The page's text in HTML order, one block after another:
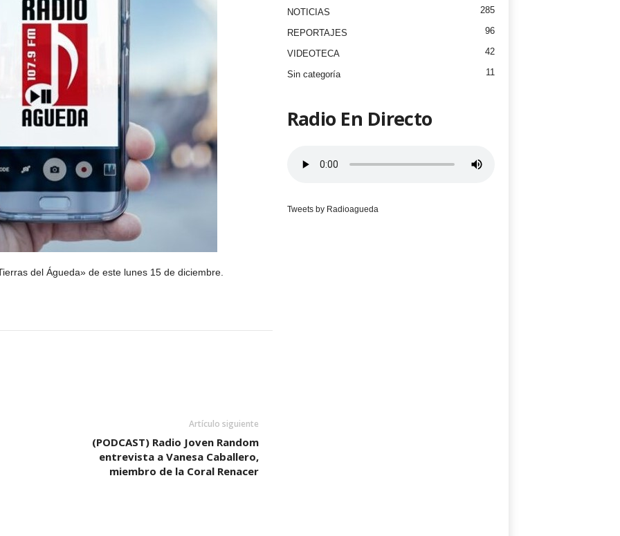
del Águeda» de este lunes 15 de diciembre.
Artículo siguiente
(PODCAST) Radio Joven Random
entrevista a Vanesa Caballero,
miembro de la Coral Renacer
NOTICIAS 285
REPORTAJES 96
VIDEOTECA 42
Sin categoría 11
Radio En Directo
Tweets by Radioagueda